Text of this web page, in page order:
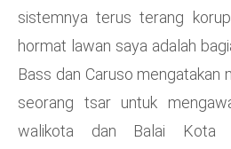
sistemnya terus terang
hormat lawan saya adalah
Bass dan Caruso mengatakan
seorang tsar untuk
walikota dan Balai Kota